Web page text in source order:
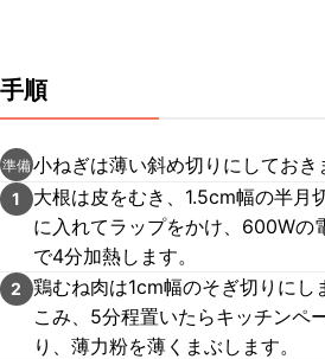
手順
準備小ねぎは薄い斜め切りにしておき
1
大根は皮をむき、1.5cm幅の半月
に入れてラップをかけ、600Wの
で4分加熱します。
2
鶏むね肉は1cm幅のそぎ切りにし
こみ、5分程置いたらキッチンペ
り、薄力粉を薄くまぶします。